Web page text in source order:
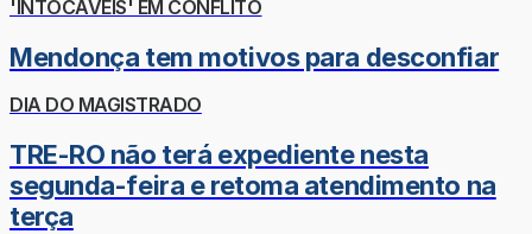
'INTOCÁVEIS' EM CONFLITO
Mendonça tem motivos para desconfiar
DIA DO MAGISTRADO
TRE-RO não terá expediente nesta
segunda-feira e retoma atendimento na
terça